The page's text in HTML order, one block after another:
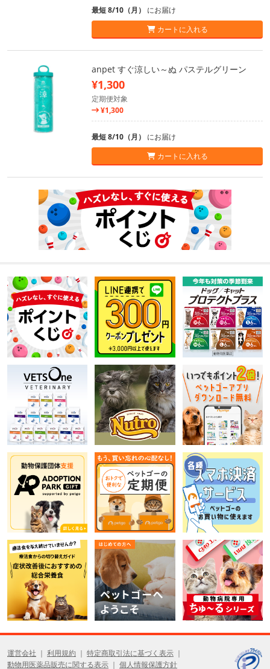
最短 8/10（月） にお届け
カートに入れる
anpet すぐ涼しい～ぬ パステルグリーン
¥1,300
定期便対象
¥1,300
最短 8/10（月） にお届け
カートに入れる
運営会社 利用規約
特定商取引法に基づく表示
動物用医薬品販売に関する表示
個人情報保護方針